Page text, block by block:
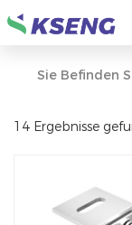
Sie Befinden
14 Ergebnisse